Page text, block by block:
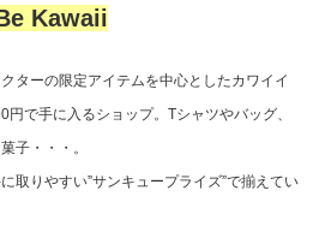
Kawaii
ターの限定アイテムを中心としたカワイイ
で手に入るショップ。Tシャツやバッグ、
子・・・。
取りやすい”サンキュープライズ”で揃えてい